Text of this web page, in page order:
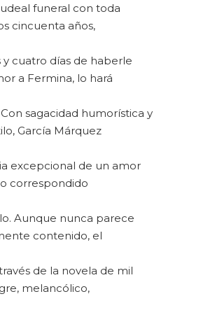
funeral con toda
cincuenta años,
y cuatro días de haberle
a Fermina, lo hará
sagacidad humorística y
García Márquez
excepcional de un amor
correspondido
Aunque nunca parece
contenido, el
de la novela de mil
melancólico,